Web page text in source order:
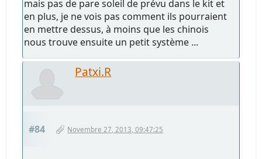
mais pas de pare soleil de prévu dans le kit et
en plus, je ne vois pas comment ils pourraient
en mettre dessus, à moins que les chinois
nous trouve ensuite un petit système ...
Patxi.R
#84 Novembre 27, 2013, 09:47:25